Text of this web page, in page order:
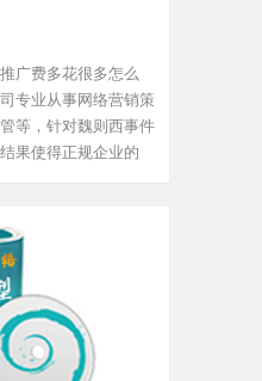
广费多花很多怎么
专业从事网络营销策
等，针对魏则西事件
果使得正规企业的